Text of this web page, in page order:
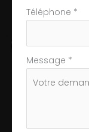
Téléphone *
Message *